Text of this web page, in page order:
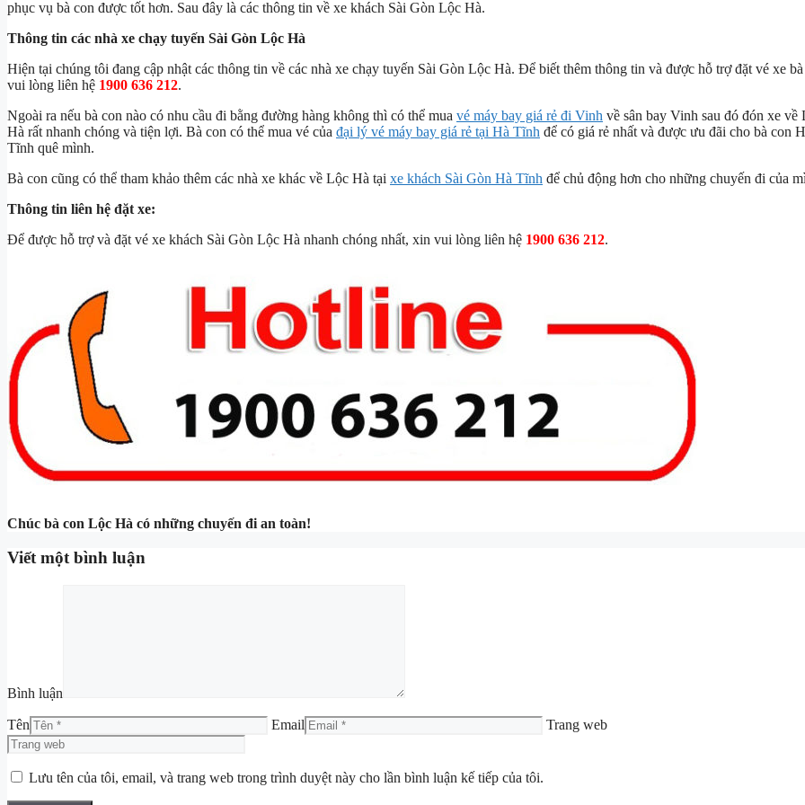
phục vụ bà con được tốt hơn. Sau đây là các thông tin về xe khách Sài Gòn Lộc Hà.
Thông tin các nhà xe chạy tuyến Sài Gòn Lộc Hà
Hiện tại chúng tôi đang cập nhật các thông tin về các nhà xe chạy tuyến Sài Gòn Lộc Hà. Để biết thêm thông tin và được hỗ trợ đặt vé xe bà
vui lòng liên hệ 1900 636 212.
Ngoài ra nếu bà con nào có nhu cầu đi bằng đường hàng không thì có thể mua vé máy bay giá rẻ đi Vinh về sân bay Vinh sau đó đón xe về
Hà rất nhanh chóng và tiện lợi. Bà con có thể mua vé của đại lý vé máy bay giá rẻ tại Hà Tĩnh để có giá rẻ nhất và được ưu đãi cho bà con
Tĩnh quê mình.
Bà con cũng có thể tham khảo thêm các nhà xe khác về Lộc Hà tại xe khách Sài Gòn Hà Tĩnh để chủ động hơn cho những chuyến đi của
Thông tin liên hệ đặt xe:
Để được hỗ trợ và đặt vé xe khách Sài Gòn Lộc Hà nhanh chóng nhất, xin vui lòng liên hệ 1900 636 212.
Chúc bà con Lộc Hà có những chuyến đi an toàn!
Viết một bình luận
Bình luận
Tên Email Trang web
Lưu tên của tôi, email, và trang web trong trình duyệt này cho lần bình luận kế tiếp của tôi.